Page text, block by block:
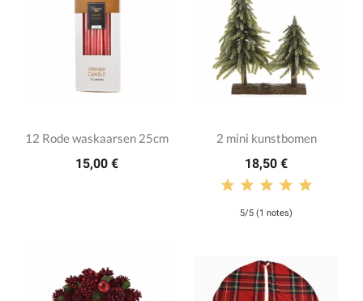
12 Rode waskaarsen 25cm
15,00 €
2 mini kunstbomen
18,50 €
5/5 (1 notes)